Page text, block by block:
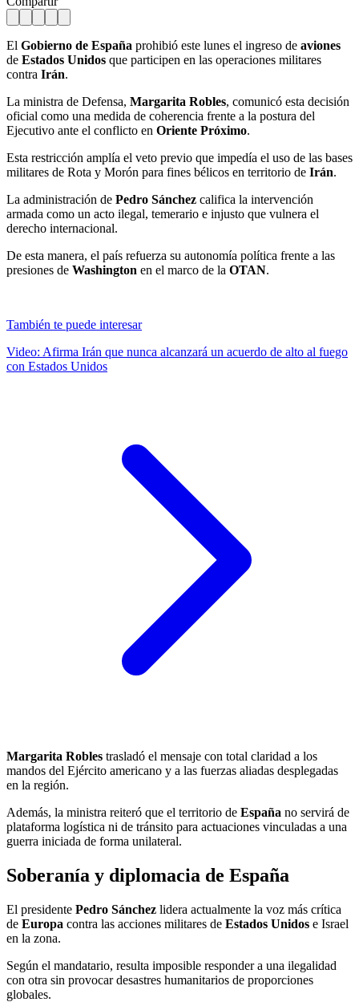
El Gobierno de España prohibió este lunes el ingreso de aviones
de Estados Unidos que participen en las operaciones militares
contra Irán.
La ministra de Defensa, Margarita Robles, comunicó esta decisión
oficial como una medida de coherencia frente a la postura del
Ejecutivo ante el conflicto en Oriente Próximo.
Esta restricción amplía el veto previo que impedía el uso de las bases
militares de Rota y Morón para fines bélicos en territorio de Irán.
La administración de Pedro Sánchez califica la intervención
armada como un acto ilegal, temerario e injusto que vulnera el
derecho internacional.
De esta manera, el país refuerza su autonomía política frente a las
presiones de Washington en el marco de la OTAN.
También te puede interesar
Video: Afirma Irán que nunca alcanzará un acuerdo de alto al fuego
con Estados Unidos
Margarita Robles trasladó el mensaje con total claridad a los
mandos del Ejército americano y a las fuerzas aliadas desplegadas
en la región.
Además, la ministra reiteró que el territorio de España no servirá de
plataforma logística ni de tránsito para actuaciones vinculadas a una
guerra iniciada de forma unilateral.
Soberanía y diplomacia de España
El presidente Pedro Sánchez lidera actualmente la voz más crítica
de Europa contra las acciones militares de Estados Unidos e Israel
en la zona.
Según el mandatario, resulta imposible responder a una ilegalidad
con otra sin provocar desastres humanitarios de proporciones
globales.